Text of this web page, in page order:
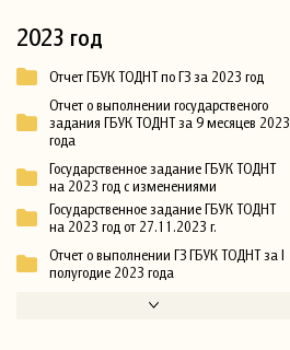
2023 год
Отчет ГБУК ТОДНТ по ГЗ за 2023 год
Отчет о выполнении государственого
задания ГБУК ТОДНТ за 9 месяцев 2023
года
Государственное задание ГБУК ТОДНТ
на 2023 год с изменениями
Государственное задание ГБУК ТОДНТ
на 2023 год от 27.11.2023 г.
Отчет о выполнении ГЗ ГБУК ТОДНТ за I
полугодие 2023 года